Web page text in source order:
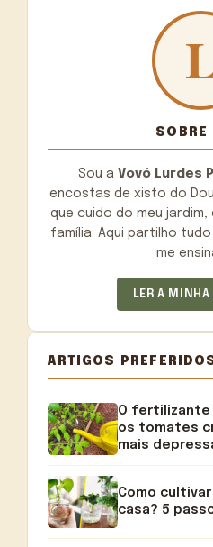
SOBRE
Sou a Vovó Lurdes
encostas de xisto do
que cuido do meu
família. Aqui partilho
me
LER A
ARTIGOS
O fertilizante
os tomates
mais
Como
casa? 5